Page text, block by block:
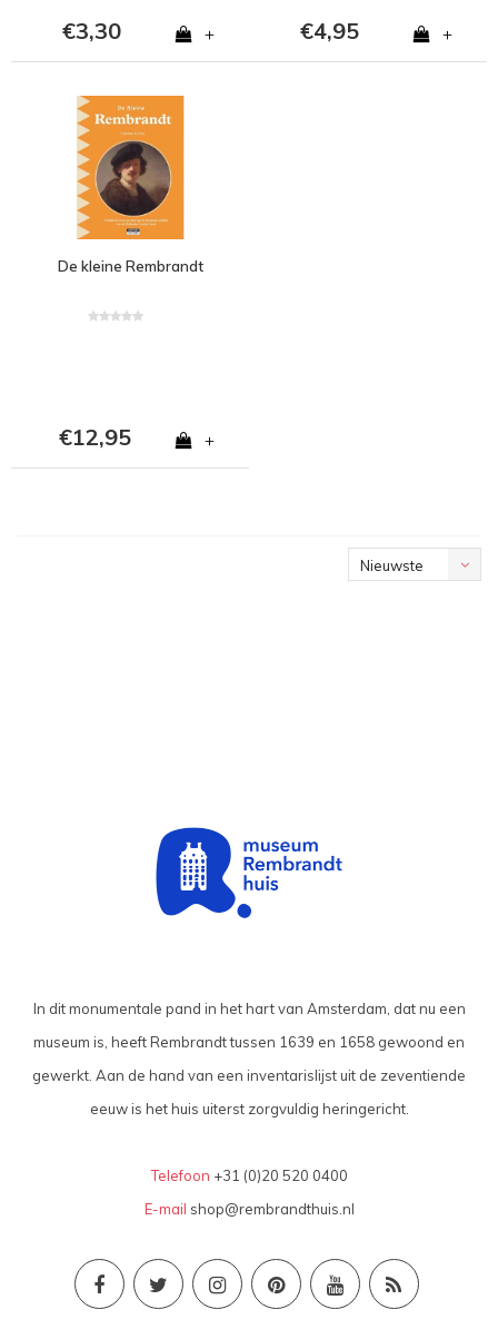
€3,30 + €4,95 +
De kleine Rembrandt
€12,95 +
Nieuwste
In dit monumentale pand in het hart van Amsterdam, dat nu een
museum is, heeft Rembrandt tussen 1639 en 1658 gewoond en
gewerkt. Aan de hand van een inventarislijst uit de zeventiende
eeuw is het huis uiterst zorgvuldig heringericht.
Telefoon +31 (0)20 520 0400
E-mail shop@rembrandthuis.nl